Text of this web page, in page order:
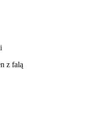
z falą